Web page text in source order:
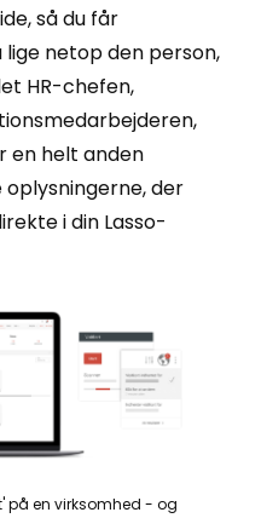
så du får
netop den person,
HR-chefen,
en helt anden
der
i din Lasso-
på en virksomhed - og